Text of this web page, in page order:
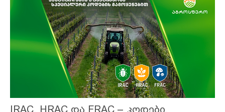
IRAC, HRAC და FRAC – კოდები,